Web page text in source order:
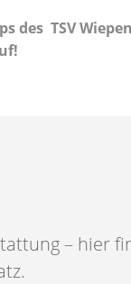
des TSV
– hier